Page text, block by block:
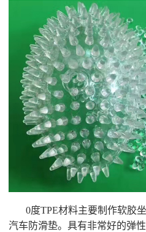
0度TPE材料主要制作软胶
汽车防滑垫。具有非常好的弹